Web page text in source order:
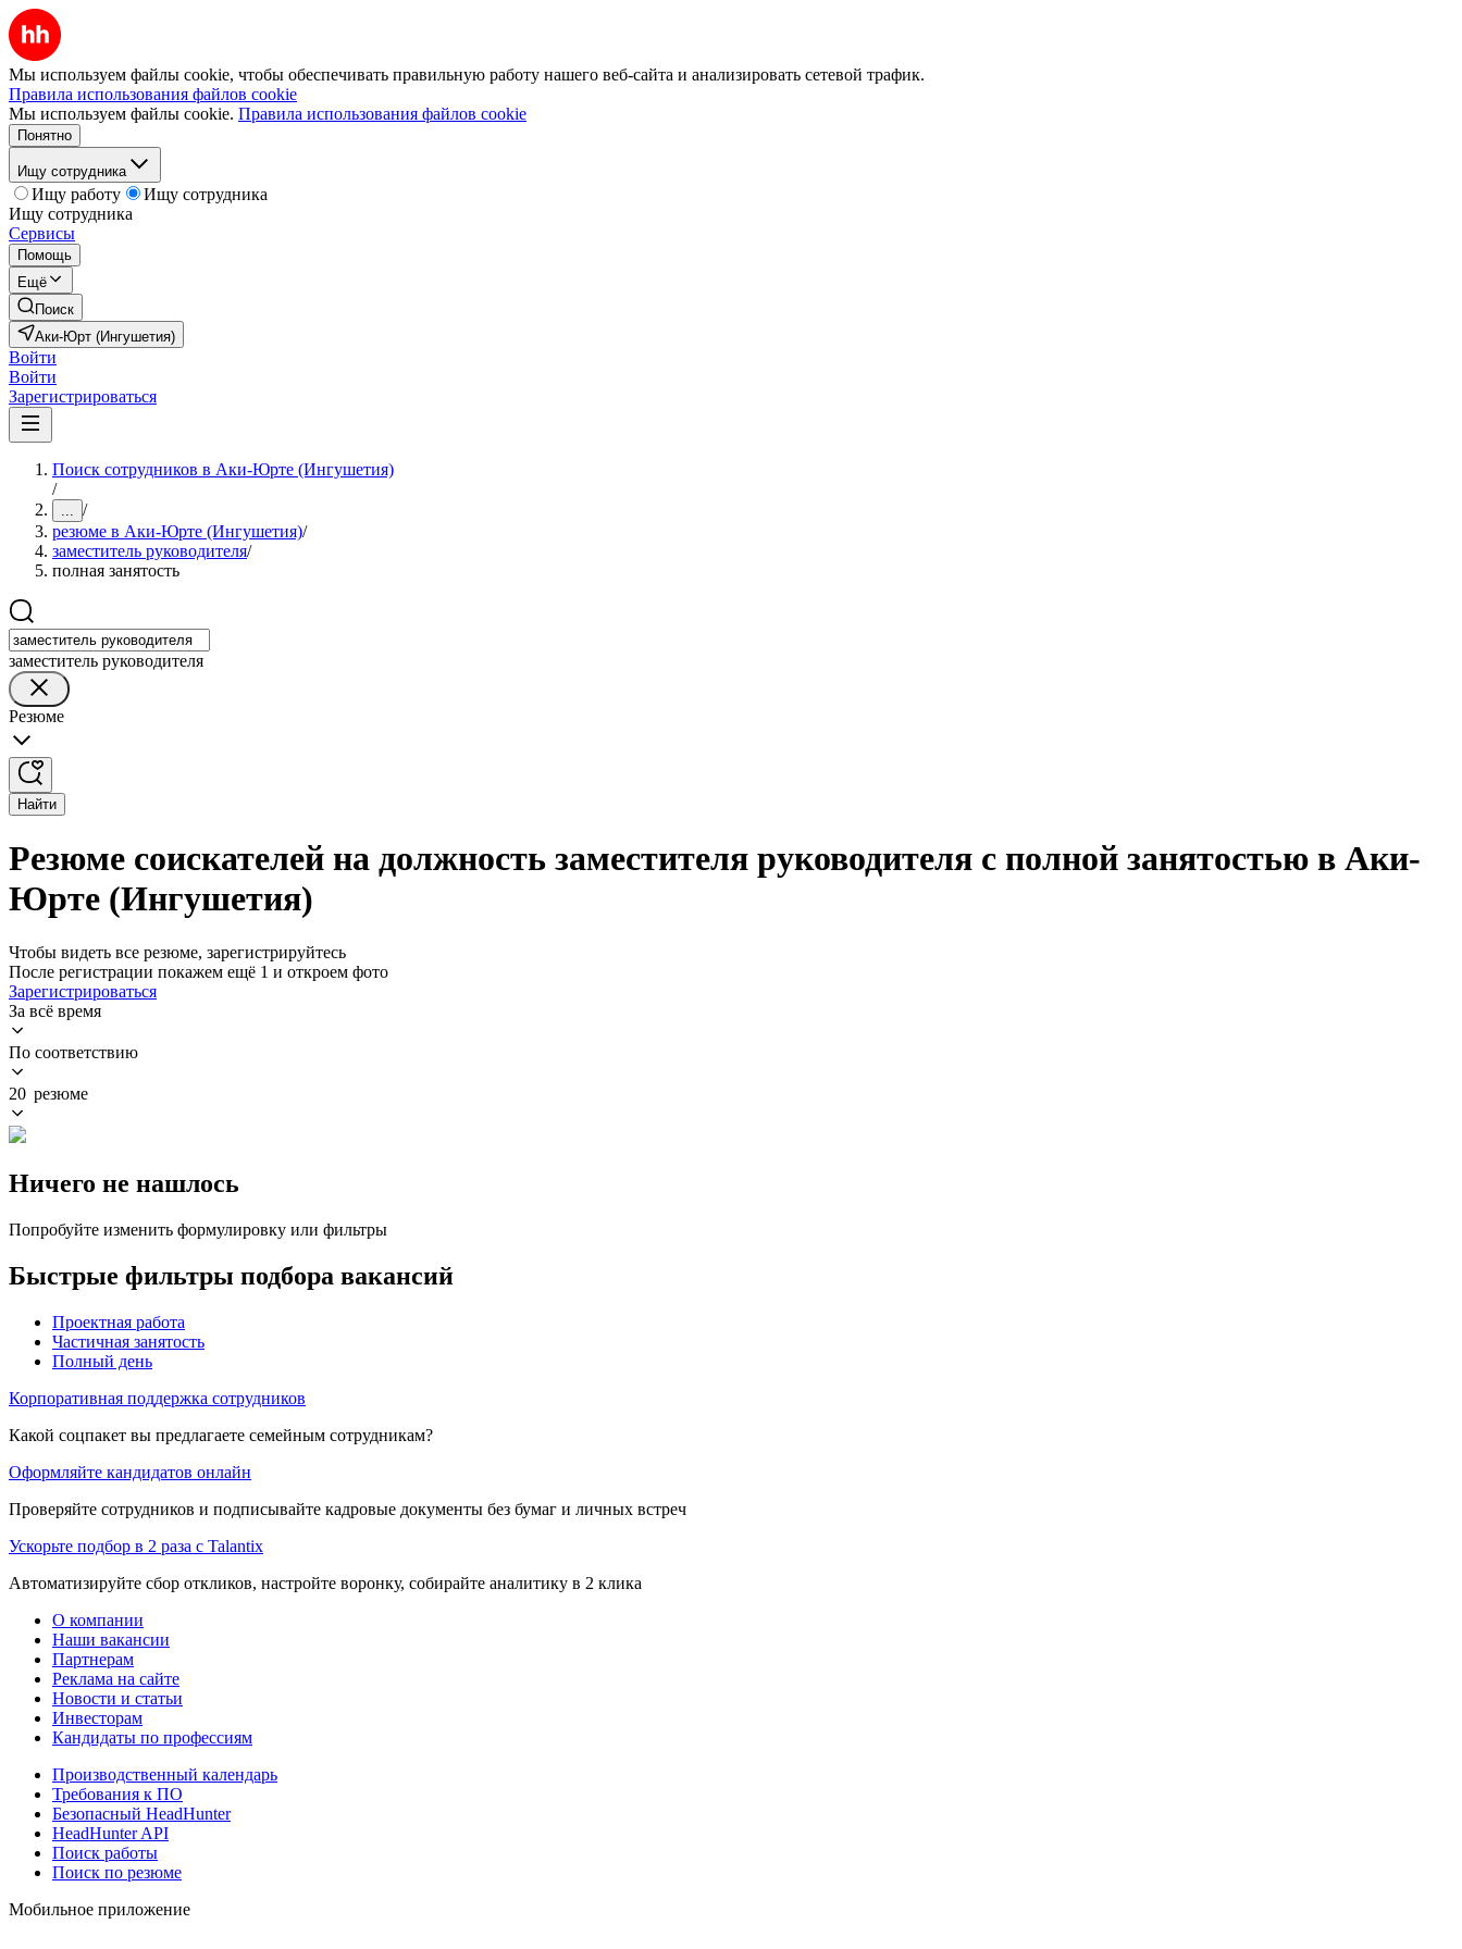
Мы используем файлы cookie, чтобы обеспечивать правильную работу нашего веб-сайта и анализировать сетевой трафик.
Правила использования файлов cookie
Мы используем файлы cookie. Правила использования файлов cookie
Понятно
Ищу сотрудника
Ищу работу
Ищу сотрудника
Ищу сотрудника
Сервисы
Помощь
Ещё
Поиск
Аки-Юрт (Ингушетия)
Войти
Войти
Зарегистрироваться
Поиск сотрудников в Аки-Юрте (Ингушетия)
/
... /
резюме в Аки-Юрте (Ингушетия)/
заместитель руководителя/
полная занятость
заместитель руководителя
Резюме
Найти
Резюме соискателей на должность заместителя руководителя с полной занятостью в Аки-
Юрте (Ингушетия)
Чтобы видеть все резюме, зарегистрируйтесь
После регистрации покажем ещё 1 и откроем фото
Зарегистрироваться
За всё время
По соответствию
20 резюме
Ничего не нашлось
Попробуйте изменить формулировку или фильтры
Быстрые фильтры подбора вакансий
Проектная работа
Частичная занятость
Полный день
Корпоративная поддержка сотрудников
Какой соцпакет вы предлагаете семейным сотрудникам?
Оформляйте кандидатов онлайн
Проверяйте сотрудников и подписывайте кадровые документы без бумаг и личных встреч
Ускорьте подбор в 2 раза с Talantix
Автоматизируйте сбор откликов, настройте воронку, собирайте аналитику в 2 клика
О компании
Наши вакансии
Партнерам
Реклама на сайте
Новости и статьи
Инвесторам
Кандидаты по профессиям
Производственный календарь
Требования к ПО
Безопасный HeadHunter
HeadHunter API
Поиск работы
Поиск по резюме
Мобильное приложение